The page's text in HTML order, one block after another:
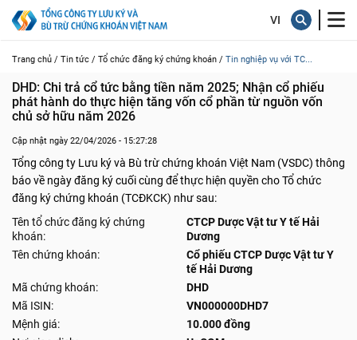
Trang chủ / Tin tức / Tổ chức đăng ký chứng khoán / Tin nghiệp vụ với TC...
DHD: Chi trả cổ tức bằng tiền năm 2025; Nhận cổ phiếu
phát hành do thực hiện tăng vốn cổ phần từ nguồn vốn
chủ sở hữu năm 2026
Cập nhật ngày 22/04/2026 - 15:27:28
Tổng công ty Lưu ký và Bù trừ chứng khoán Việt Nam (VSDC) thông
báo về ngày đăng ký cuối cùng để thực hiện quyền cho Tổ chức
đăng ký chứng khoán (TCĐKCK) như sau:
Tên tổ chức đăng ký chứng
khoán:
CTCP Dược Vật tư Y tế Hải
Dương
Tên chứng khoán:
Cổ phiếu CTCP Dược Vật tư Y
tế Hải Dương
Mã chứng khoán:
DHD
Mã ISIN:
VN000000DHD7
Mệnh giá:
10.000 đồng